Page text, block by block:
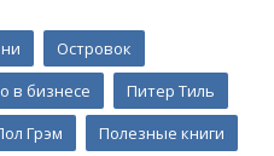
Островок
в бизнесе
Питер Тиль
Грэм
Полезные книги